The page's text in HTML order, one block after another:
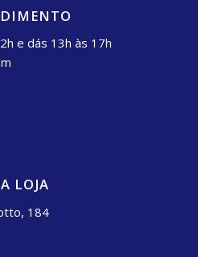
e dás 13h às 17h
LOJA
184